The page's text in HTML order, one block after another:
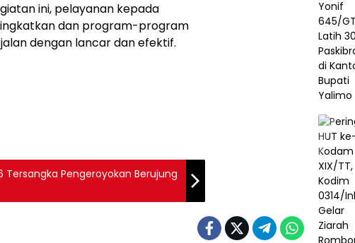
ini, pelayanan kepada
dan program-program
dengan lancar dan efektif.
Tersangka Pengeroyokan Berujung